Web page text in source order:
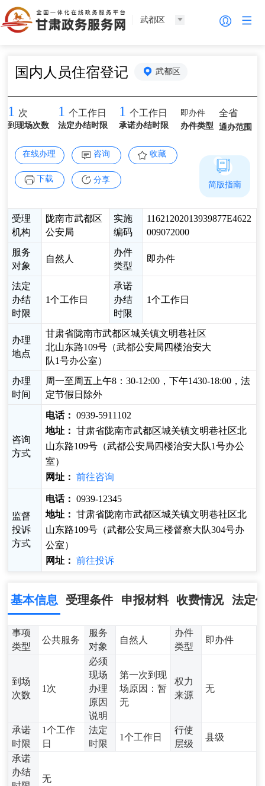
武都区
国内人员住宿登记 武都区
1 次
到现场次数
1 个工作日
法定办结时限
1 个工作日
承诺办结时限
即办件
办件类型
全省
通办范围
在线办理 咨询 收藏
下载 分享
受理
机构
陇南市武都区
公安局
实施
编码
11621202013939877E4622
009072000
服务
对象
自然人
办件
类型
即办件
法定
办结
时限
1个工作日
承诺
办结
时限
1个工作日
办理
地点
甘肃省陇南市武都区城关镇文明巷社区
北山东路109号（武都公安局四楼治安大
队1号办公室）
办理
时间
周一至周五上午8：30-12:00，下午1430-18:00，法
定节假日除外
咨询
方式
电话： 0939-5911102
地址： 甘肃省陇南市武都区城关镇文明巷社区北
山东路109号（武都公安局四楼治安大队1号办公
室）
网址： 前往咨询
监督
投诉
方式
电话： 0939-12345
地址： 甘肃省陇南市武都区城关镇文明巷社区北
山东路109号（武都公安局三楼督察大队304号办
公室）
网址： 前往投诉
简版指南
基本信息 受理条件 申报材料 收费情况 法定
事项
类型
公共服务
服务
对象
自然人
办件
类型
即办件
到场
次数
1次
必须
现场
办理
原因
说明
第一次到现
场原因：暂
无
权力
来源
无
承诺
时限
1个工作
日
法定
时限
1个工作日
行使
层级
县级
承诺
办结
无